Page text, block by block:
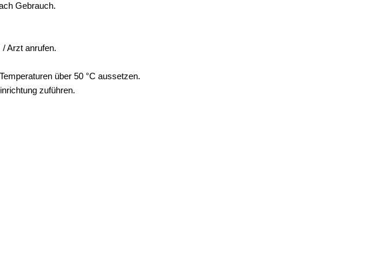
Gebrauch.
Arzt anrufen.
über 50 °C aussetzen.
zuführen.